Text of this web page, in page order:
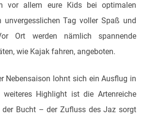
vor allem eure Kids bei optimalen
unvergesslichen Tag voller Spaß und
Ort werden nämlich spannende
wie Kajak fahren, angeboten.
Nebensaison lohnt sich ein Ausflug in
weiteres Highlight ist die Artenreiche
der Bucht – der Zufluss des Jaz sorgt